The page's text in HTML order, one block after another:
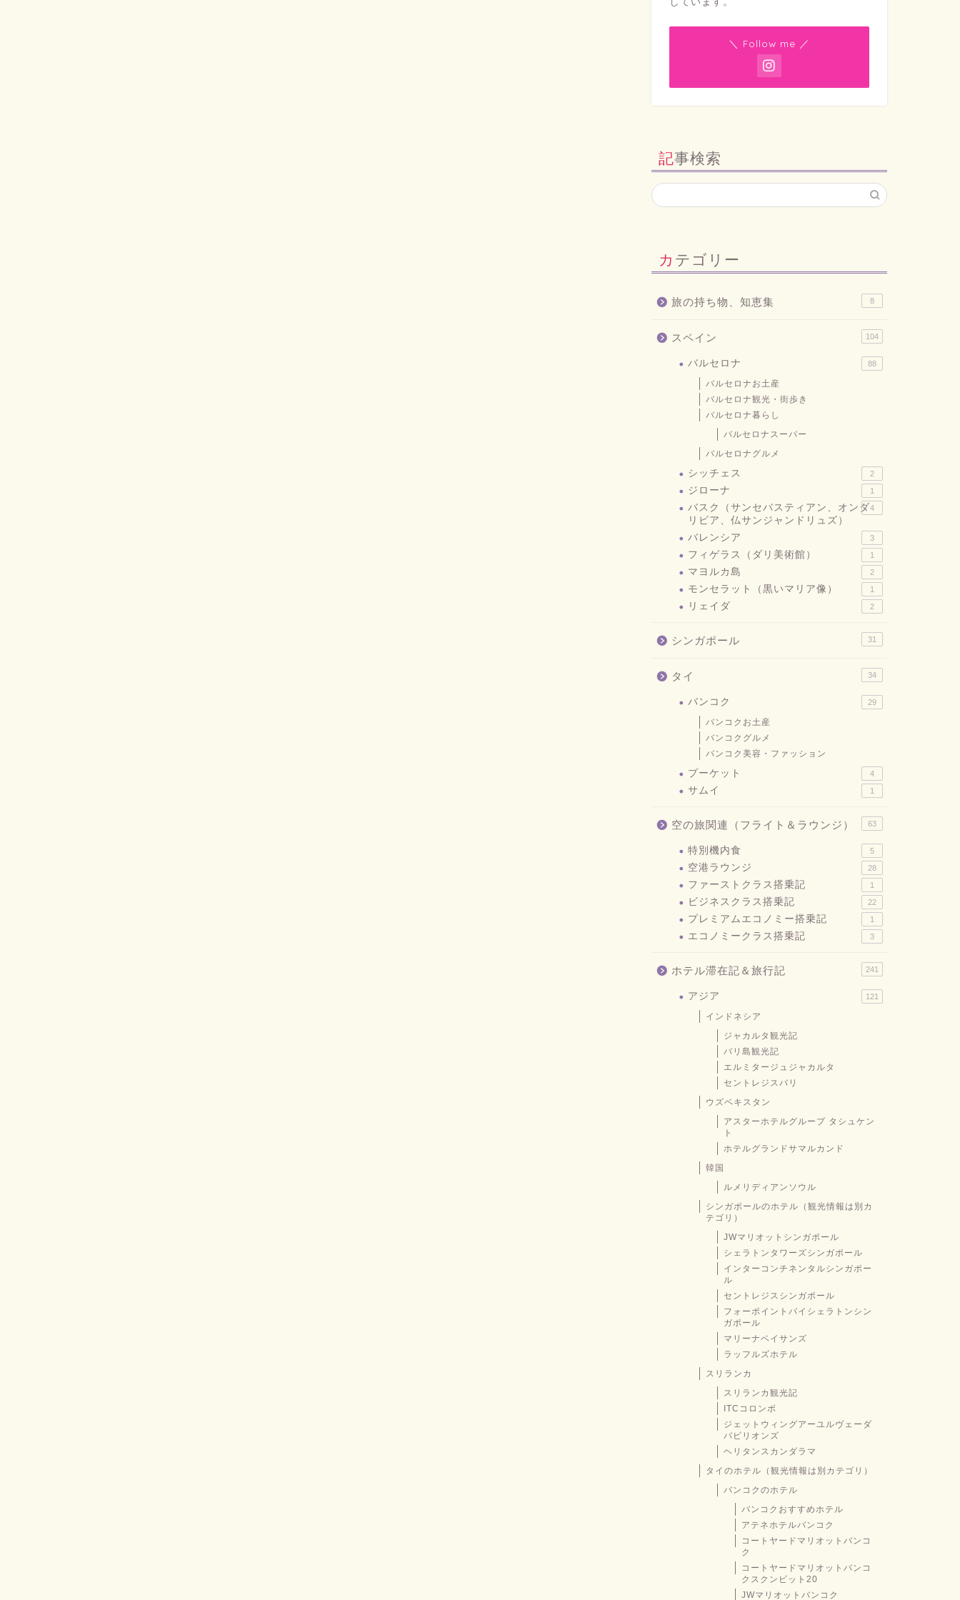
＼ Follow me ／
記事検索
カテゴリー
旅の持ち物、知恵集 8
スペイン 104
バルセロナ 88
バルセロナお土産
バルセロナ観光・街歩き
バルセロナ暮らし
バルセロナスーパー
バルセロナグルメ
シッチェス 2
ジローナ 1
バスク（サンセバスティアン、オンダ
リビア、仏サンジャンドリュズ）
4
バレンシア 3
フィゲラス（ダリ美術館） 1
マヨルカ島 2
モンセラット（黒いマリア像） 1
リェイダ 2
シンガポール 31
タイ 34
バンコク 29
バンコクお土産
バンコクグルメ
バンコク美容・ファッション
プーケット 4
サムイ 1
空の旅関連（フライト＆ラウンジ） 63
特別機内食 5
空港ラウンジ 28
ファーストクラス搭乗記 1
ビジネスクラス搭乗記 22
プレミアムエコノミー搭乗記 1
エコノミークラス搭乗記 3
ホテル滞在記＆旅行記 241
アジア 121
インドネシア
ジャカルタ観光記
バリ島観光記
エルミタージュジャカルタ
セントレジスバリ
ウズベキスタン
アスターホテルグループ タシュケン
ト
ホテルグランドサマルカンド
韓国
ルメリディアンソウル
シンガポールのホテル（観光情報は別カ
テゴリ）
JWマリオットシンガポール
シェラトンタワーズシンガポール
インターコンチネンタルシンガポー
ル
セントレジスシンガポール
フォーポイントバイシェラトンシン
ガポール
マリーナベイサンズ
ラッフルズホテル
スリランカ
スリランカ観光記
ITCコロンボ
ジェットウィングアーユルヴェーダ
パビリオンズ
ヘリタンスカンダラマ
タイのホテル（観光情報は別カテゴリ）
バンコクのホテル
バンコクおすすめホテル
アテネホテルバンコク
コートヤードマリオットバンコ
ク
コートヤードマリオットバンコ
クスクンビット20
JWマリオットバンコク